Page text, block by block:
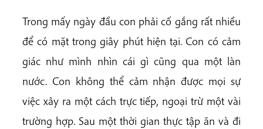
Trong mấy ngày đầu con phải cố gắng rất nhiều
để có mặt trong giây phút hiện tại. Con có cảm
giác như mình nhìn cái gì cũng qua một làn
nước. Con không thể cảm nhận được mọi sự
việc xảy ra một cách trực tiếp, ngoại trừ một vài
trường hợp. Sau một thời gian thực tập ăn và đi